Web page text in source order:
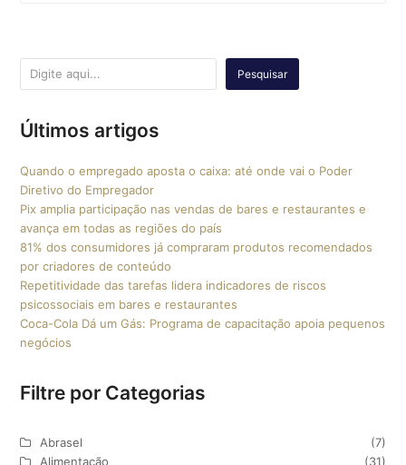
Pesquisar
Últimos artigos
Quando o empregado aposta o caixa: até onde vai o Poder
Diretivo do Empregador
Pix amplia participação nas vendas de bares e restaurantes e
avança em todas as regiões do país
81% dos consumidores já compraram produtos recomendados
por criadores de conteúdo
Repetitividade das tarefas lidera indicadores de riscos
psicossociais em bares e restaurantes
Coca-Cola Dá um Gás: Programa de capacitação apoia pequenos
negócios
Filtre por Categorias
Abrasel
(7)
Alimentação
(31)